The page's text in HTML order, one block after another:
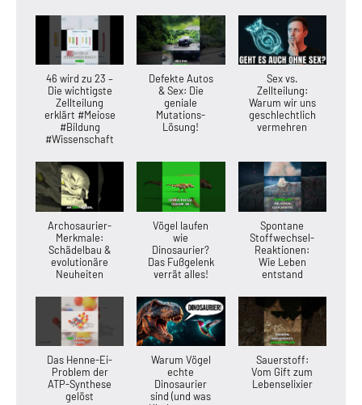
46 wird zu 23 –
Die wichtigste
Zellteilung
erklärt #Meiose
#Bildung
#Wissenschaft
Defekte Autos
& Sex: Die
geniale
Mutations-
Lösung!
Sex vs.
Zellteilung:
Warum wir uns
geschlechtlich
vermehren
Archosaurier-
Merkmale:
Schädelbau &
evolutionäre
Neuheiten
Vögel laufen
wie
Dinosaurier?
Das Fußgelenk
verrät alles!
Spontane
Stoffwechsel-
Reaktionen:
Wie Leben
entstand
Das Henne-Ei-
Problem der
ATP-Synthese
gelöst
Warum Vögel
echte
Dinosaurier
sind (und was
Sauerstoff:
Vom Gift zum
Lebenselixier